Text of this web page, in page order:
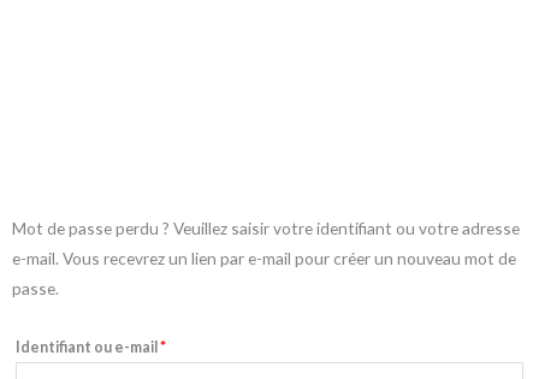
Mot de passe perdu ? Veuillez saisir votre identifiant ou votre adresse
e-mail. Vous recevrez un lien par e-mail pour créer un nouveau mot de
passe.
Identifiant ou e-mail *
Obligatoire